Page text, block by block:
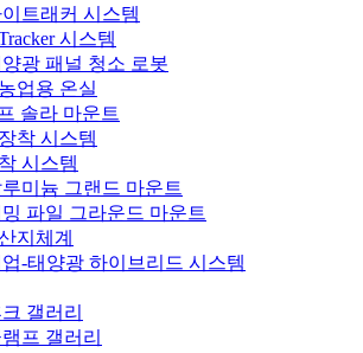
트래커 시스템
시스템
광 패널 청소 로봇
업용 온실
솔라 마운트
착 시스템
시스템
미늄 그랜드 마운트
파일 그라운드 마운트
지체계
-태양광 하이브리드 시스템
갤러리
프 갤러리